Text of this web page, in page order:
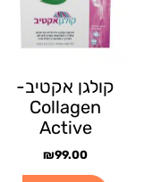
קולגן אקטיב-
Collagen
Active
₪99.00